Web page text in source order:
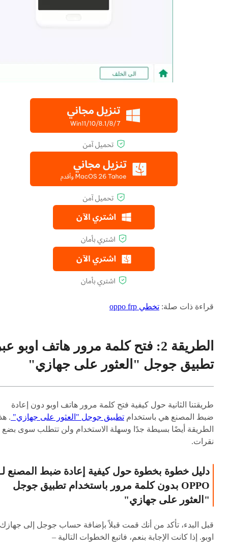
قراءة ذات صلة: تخطي oppo frp
الطريقة 2: فتح كلمة مرور هاتف اوبو
تطبيق جوجل "العثور على جهازي"
طريقتنا الثانية حول كيفية فتح كلمة مرور هاتف اوبو دون إعادة
ضبط المصنع هي باستخدام تطبيق جوجل "العثور على جهازي" .
الطريقة أيضًا بسيطة جدًا وسهلة الاستخدام ولن تتطلب سوى بضع
نقرات.
دليل خطوة بخطوة حول كيفية إعادة ضبط المصنع
OPPO بدون كلمة مرور باستخدام تطبيق جوجل
"العثور على جهازي"
قبل البدء، تأكد من أنك قمت قبلاً بإضافة حساب جوجل إلى جهازك
اوبو. إذا كانت الإجابة بنعم، فاتبع الخطوات التالية –